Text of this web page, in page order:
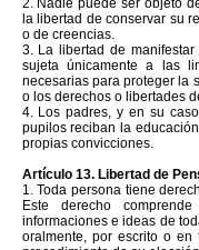
2. Nadie puede ser objeto
la libertad de conservar su
o de creencias.
3. La libertad de
sujeta únicamente a las
necesarias para proteger la
o los derechos o libertades
4. Los padres, y en su
pupilos reciban la
propias convicciones.
Artículo 13. Libertad de
1. Toda persona tiene
Este derecho
informaciones e ideas de
oralmente, por escrito o